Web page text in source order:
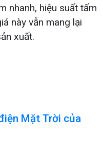
nhanh, hiệu suất tấm
này vẫn mang lại
xuất.
Mặt Trời của